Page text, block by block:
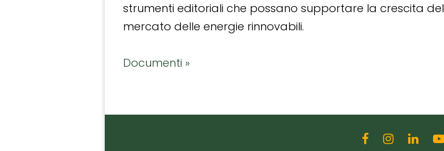
strumenti editoriali che possano supportare la crescita del
mercato delle energie rinnovabili.
Documenti »